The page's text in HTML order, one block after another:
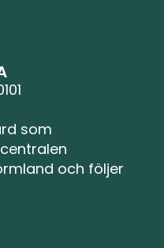
som
och följer